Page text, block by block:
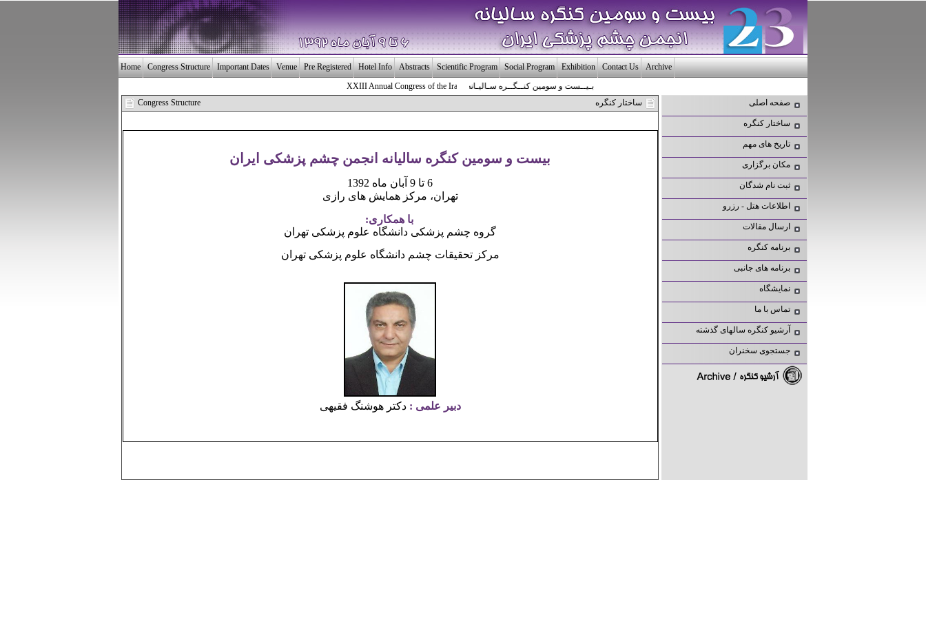
Home Congress Structure Important Dates Venue Pre Registered Hotel Info Abstracts Scientific Program Social Program Exhibition Contact Us Archive
XXIII Annual Congress of the Iranian Society of Ophthalmology
بـیــست و سومین کنــگــره سـالیـانه انـجـمـن چـشـم پـزشـکی ایـــران
Congress Structure
ساختار کنگره
بیست و سومین کنگره سالیانه انجمن چشم پزشکی ایران
6 تا 9 آبان ماه 1392
تهران، مرکز همایش های رازی
با همکاری:
گروه چشم پزشکی دانشگاه علوم پزشکی تهران
مرکز تحقیقات چشم دانشگاه علوم پزشکی تهران
دبیر علمی : دکتر هوشنگ فقیهی
صفحه اصلی
ساختار کنگره
تاریخ های مهم
مکان برگزاری
ثبت نام شدگان
اطلاعات هتل - رزرو
ارسال مقالات
برنامه کنگره
برنامه های جانبی
نمایشگاه
تماس با ما
آرشیو کنگره سالهای گذشته
جستجوی سخنران